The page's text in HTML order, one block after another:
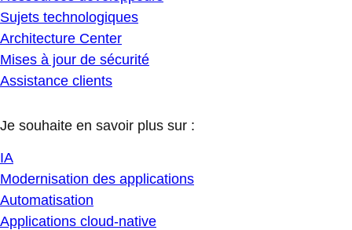
Sujets technologiques
Architecture Center
Mises à jour de sécurité
Assistance clients
Je souhaite en savoir plus sur :
IA
Modernisation des applications
Automatisation
Applications cloud-native